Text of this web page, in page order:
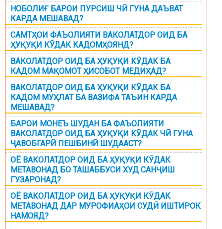
НОБОЛИҒ БАРОИ ПУРСИШ ЧӢ ГУНА ДАЪВАТ
КАРДА МЕШАВАД?
САМТҲОИ ФАЪОЛИЯТИ ВАКОЛАТДОР ОИД БА
ҲУҚУҚИ КЎДАК КАДОМҲОЯНД?
ВАКОЛАТДОР ОИД БА ҲУҚУҚИ КӮДАК БА
КАДОМ МАҚОМОТ ҲИСОБОТ МЕДИҲАД?
ВАКОЛАТДОР ОИД БА ҲУҚУҚИ КӮДАК БА
КАДОМ МУҲЛАТ БА ВАЗИФА ТАЪИН КАРДА
МЕШАВАД?
БАРОИ МОНЕЪ ШУДАН БА ФАЪОЛИЯТИ
ВАКОЛАТДОР ОИД БА ҲУҚУҚИ КӮДАК ЧӢ ГУНА
ҶАВОБГАРӢ ПЕШБИНӢ ШУДААСТ?
ОЁ ВАКОЛАТДОР ОИД БА ҲУҚУҚИ КӮДАК
МЕТАВОНАД БО ТАШАББУСИ ХУД САНҶИШ
ГУЗАРОНАД?
ОЁ ВАКОЛАТДОР ОИД БА ҲУҚУҚИ КӮДАК
МЕТАВОНАД ДАР МУРОФИАҲОИ СУДӢ ИШТИРОК
НАМОЯД?